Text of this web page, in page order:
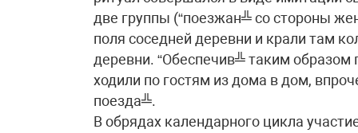
две группы (“поезжан╩ со стороны
поля соседней деревни и крали там
деревни. “Обеспечив╩ таким
ходили по гостям из дома в дом,
поезда╩.
В обрядах календарного цикла